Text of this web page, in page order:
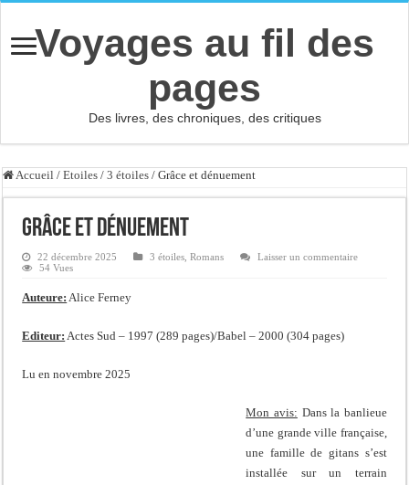
Voyages au fil des
pages
Des livres, des chroniques, des critiques
Accueil / Etoiles / 3 étoiles / Grâce et dénuement
Grâce et dénuement
22 décembre 2025 3 étoiles ,Romans
Laisser un commentaire
54 Vues
Auteure: Alice Ferney
Editeur: Actes Sud – 1997 (289 pages)/Babel – 2000 (304 pages)
Lu en novembre 2025
Mon avis: Dans la banlieue
d’une grande ville française,
une famille de gitans s’est
installée sur un terrain